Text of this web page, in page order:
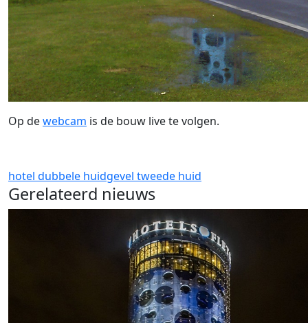
Op dewebcam is de bouw live te volgen.
hotel dubbele huidgevel tweede huid
Gerelateerd nieuws